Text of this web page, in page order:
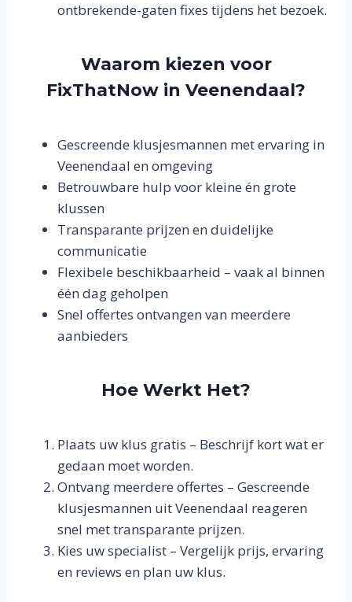
ontbrekende-gaten fixes tijdens het bezoek.
Waarom kiezen voor
FixThatNow in Veenendaal?
Gescreende klusjesmannen met ervaring in
Veenendaal en omgeving
Betrouwbare hulp voor kleine én grote
klussen
Transparante prijzen en duidelijke
communicatie
Flexibele beschikbaarheid – vaak al binnen
één dag geholpen
Snel offertes ontvangen van meerdere
aanbieders
Hoe Werkt Het?
Plaats uw klus gratis – Beschrijf kort wat er
gedaan moet worden.
Ontvang meerdere offertes – Gescreende
klusjesmannen uit Veenendaal reageren
snel met transparante prijzen.
Kies uw specialist – Vergelijk prijs, ervaring
en reviews en plan uw klus.